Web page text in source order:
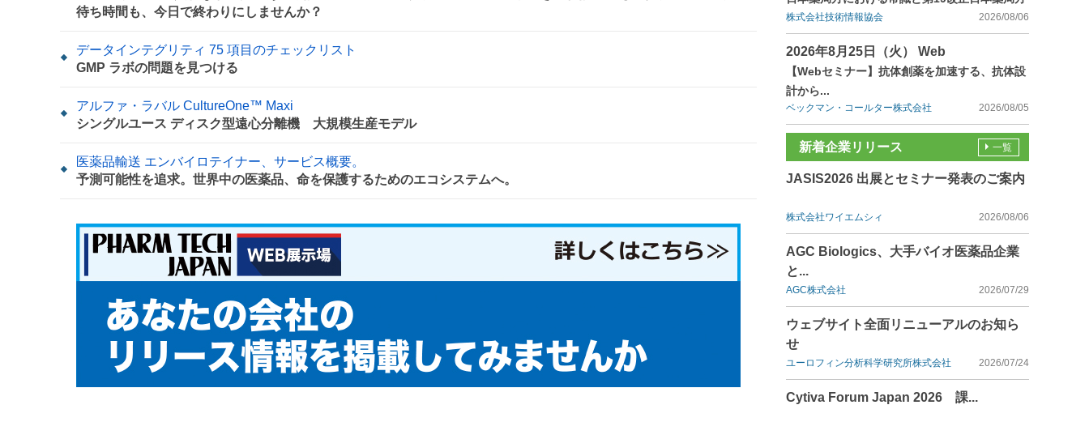
待ち時間も、今日で終わりにしませんか？
データインテグリティ 75 項目のチェックリスト
GMP ラボの問題を見つける
アルファ・ラバル CultureOne™ Maxi
シングルユース ディスク型遠心分離機 大規模生産モデル
医薬品輸送 エンバイロテイナー、サービス概要。
予測可能性を追求。世界中の医薬品、命を保護するためのエコシステムへ。
株式会社技術情報協会 2026/08/06
2026年8月25日（火） Web
【Webセミナー】抗体創薬を加速する、抗体設
計から...
ベックマン・コールター株式会社 2026/08/05
新着企業リリース
JASIS2026 出展とセミナー発表のご案内
株式会社ワイエムシィ 2026/08/06
AGC Biologics、大手バイオ医薬品企業
と...
AGC株式会社 2026/07/29
ウェブサイト全面リニューアルのお知ら
せ
ユーロフィン分析科学研究所株式会社 2026/07/24
Cytiva Forum Japan 2026 課...
一覧